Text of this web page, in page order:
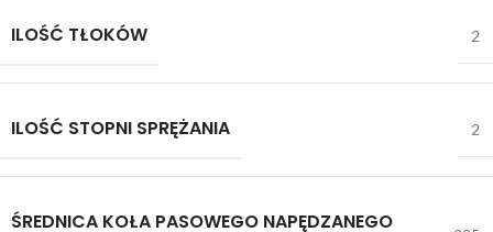
ILOŚĆ TŁOKÓW 2
ILOŚĆ STOPNI SPRĘŻANIA 2
ŚREDNICA KOŁA PASOWEGO NAPĘDZANEGO